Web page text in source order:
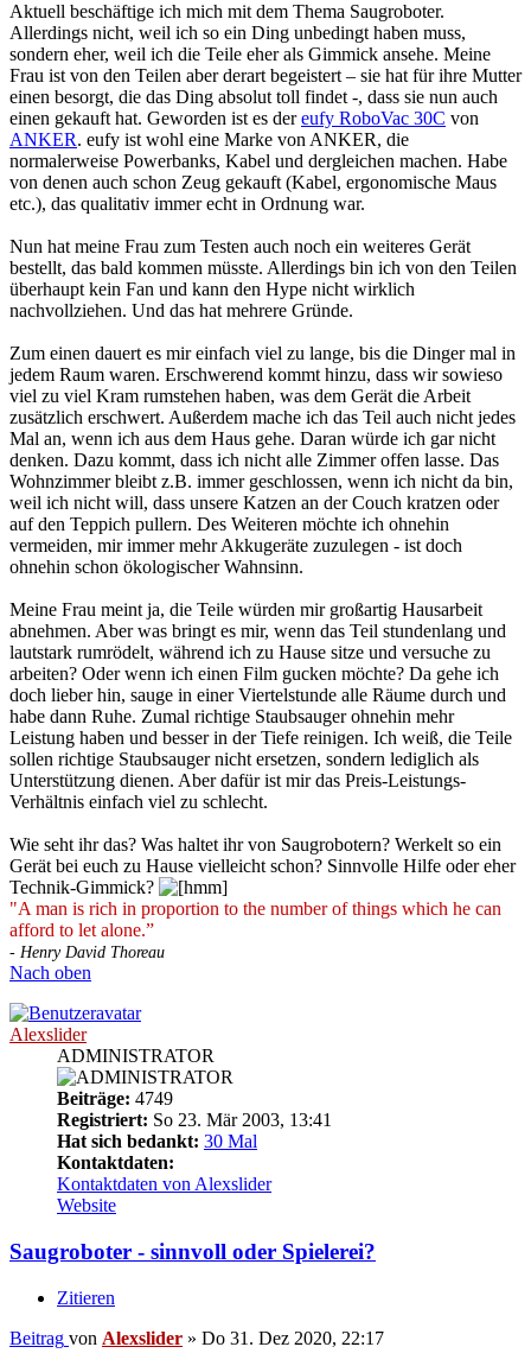
Aktuell beschäftige ich mich mit dem Thema Saugroboter.
Allerdings nicht, weil ich so ein Ding unbedingt haben muss,
sondern eher, weil ich die Teile eher als Gimmick ansehe. Meine
Frau ist von den Teilen aber derart begeistert – sie hat für ihre Mutter
einen besorgt, die das Ding absolut toll findet -, dass sie nun auch
einen gekauft hat. Geworden ist es dereufy RoboVac 30C von
ANKER. eufy ist wohl eine Marke von ANKER, die
normalerweise Powerbanks, Kabel und dergleichen machen. Habe
von denen auch schon Zeug gekauft (Kabel, ergonomische Maus
etc.), das qualitativ immer echt in Ordnung war.
Nun hat meine Frau zum Testen auch noch ein weiteres Gerät
bestellt, das bald kommen müsste. Allerdings bin ich von den Teilen
überhaupt kein Fan und kann den Hype nicht wirklich
nachvollziehen. Und das hat mehrere Gründe.
Zum einen dauert es mir einfach viel zu lange, bis die Dinger mal in
jedem Raum waren. Erschwerend kommt hinzu, dass wir sowieso
viel zu viel Kram rumstehen haben, was dem Gerät die Arbeit
zusätzlich erschwert. Außerdem mache ich das Teil auch nicht jedes
Mal an, wenn ich aus dem Haus gehe. Daran würde ich gar nicht
denken. Dazu kommt, dass ich nicht alle Zimmer offen lasse. Das
Wohnzimmer bleibt z.B. immer geschlossen, wenn ich nicht da bin,
weil ich nicht will, dass unsere Katzen an der Couch kratzen oder
auf den Teppich pullern. Des Weiteren möchte ich ohnehin
vermeiden, mir immer mehr Akkugeräte zuzulegen - ist doch
ohnehin schon ökologischer Wahnsinn.
Meine Frau meint ja, die Teile würden mir großartig Hausarbeit
abnehmen. Aber was bringt es mir, wenn das Teil stundenlang und
lautstark rumrödelt, während ich zu Hause sitze und versuche zu
arbeiten? Oder wenn ich einen Film gucken möchte? Da gehe ich
doch lieber hin, sauge in einer Viertelstunde alle Räume durch und
habe dann Ruhe. Zumal richtige Staubsauger ohnehin mehr
Leistung haben und besser in der Tiefe reinigen. Ich weiß, die Teile
sollen richtige Staubsauger nicht ersetzen, sondern lediglich als
Unterstützung dienen. Aber dafür ist mir das Preis-Leistungs-
Verhältnis einfach viel zu schlecht.
Wie seht ihr das? Was haltet ihr von Saugrobotern? Werkelt so ein
Gerät bei euch zu Hause vielleicht schon? Sinnvolle Hilfe oder eher
Technik-Gimmick?
"A man is rich in proportion to the number of things which he can
afford to let alone.”
- Henry David Thoreau
Nach oben
Alexslider
ADMINISTRATOR
Beiträge: 4749
Registriert: So 23. Mär 2003, 13:41
Hat sich bedankt: 30 Mal
Kontaktdaten:
Kontaktdaten von Alexslider
Website
Saugroboter - sinnvoll oder Spielerei?
Zitieren
Beitrag von Alexslider » Do 31. Dez 2020, 22:17